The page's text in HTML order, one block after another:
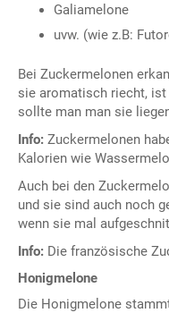
Galiamelone
uvw. (wie z.B:
Bei Zuckermelonen
sie aromatisch riecht,
sollte man man sie
Info: Zuckermelonen
Kalorien wie
Auch bei den
und sie sind auch noch
wenn sie mal
Info: Die französische
Honigmelone
Die Honigmelone